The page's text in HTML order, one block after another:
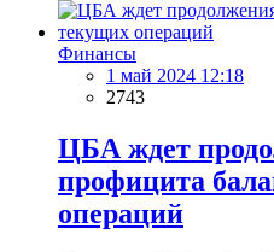
Финансы
1 май 2024 12:18
2743
ЦБА ждет
профицита
операций